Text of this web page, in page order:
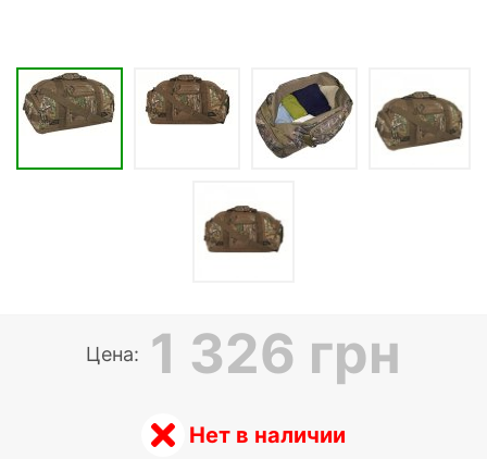
Цена: 1 326 грн
Нет в наличии